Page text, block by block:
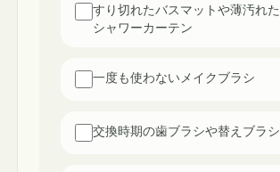
すり切れたバスマットや薄汚れた
シャワーカーテン
一度も使わないメイクブラシ
交換時期の歯ブラシや替えブラシ